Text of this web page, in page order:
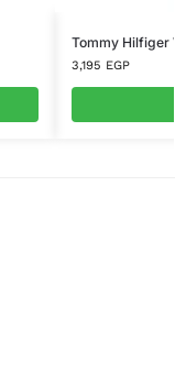
Tommy Hilfiger
3,195 EGP